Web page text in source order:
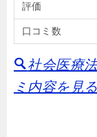
評価
口コミ数
社会医療
ミ内容を見る